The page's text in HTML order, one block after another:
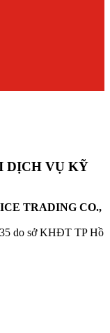
DỊCH VỤ KỸ
TRADING CO.,
do sở KHĐT TP Hồ